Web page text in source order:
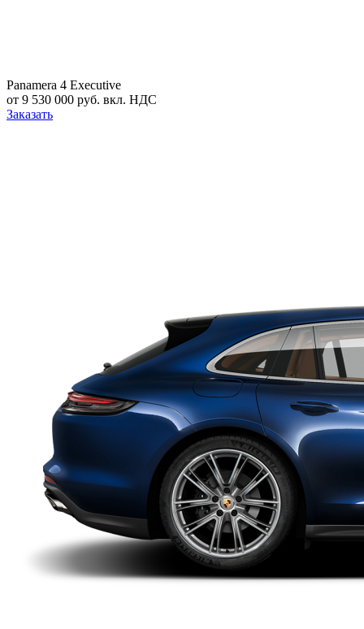
Panamera 4 Executive
от 9 530 000 руб. вкл. НДС
Заказать